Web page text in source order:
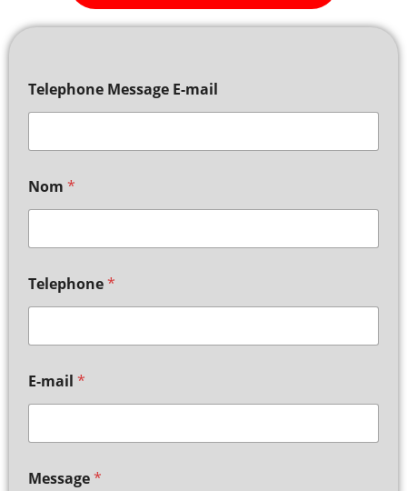
Telephone Message E-mail
Nom *
Telephone*
E-mail *
Message*